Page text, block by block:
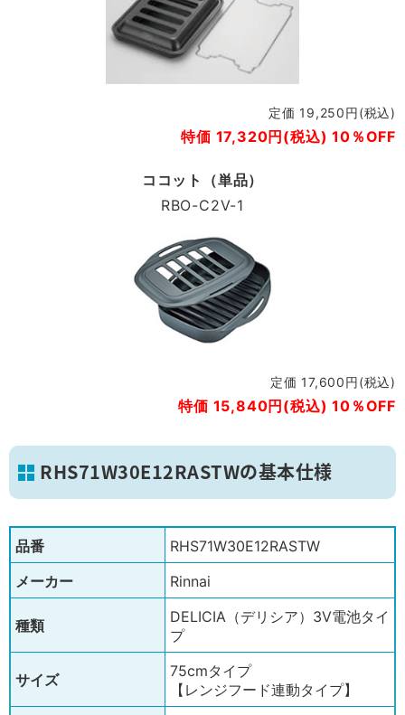
定価 19,250円(税込)
特価 17,320円(税込) 10％OFF
ココット（単品）
RBO-C2V-1
定価 17,600円(税込)
特価 15,840円(税込) 10％OFF
RHS71W30E12RASTWの基本仕様
品番
RHS71W30E12RASTW
メーカー
Rinnai
種類
DELICIA（デリシア）3V電池タイ
プ
サイズ
75cmタイプ
【レンジフード連動タイプ】